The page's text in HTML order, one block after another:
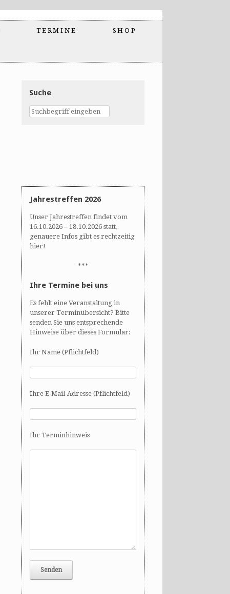
TERMINE SHOP
Suche
Jahrestreffen 2026
Unser Jahrestreffen findet vom
16.10.2026 – 18.10.2026 statt,
genauere Infos gibt es rechtzeitig
hier!
***
Ihre Termine bei uns
Es fehlt eine Veranstaltung in
unserer Terminübersicht? Bitte
senden Sie uns entsprechende
Hinweise über dieses Formular:
Ihr Name (Pflichtfeld)
Ihre E-Mail-Adresse (Pflichtfeld)
Ihr Terminhinweis